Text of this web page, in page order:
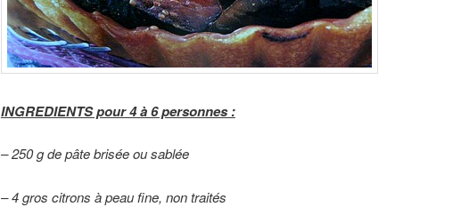
INGREDIENTS pour 4 à 6 personnes :
– 250 g de pâte brisée ou sablée
– 4 gros citrons à peau fine, non traités